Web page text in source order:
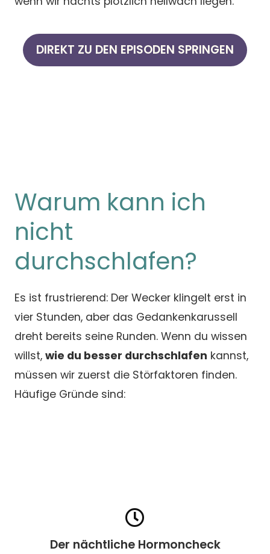
DIREKT ZU DEN EPISODEN SPRINGEN
Warum kann ich
nicht
durchschlafen?
Es ist frustrierend: Der Wecker klingelt erst in
vier Stunden, aber das Gedankenkarussell
dreht bereits seine Runden. Wenn du wissen
willst, wie du besser durchschlafen kannst,
müssen wir zuerst die Störfaktoren finden.
Häufige Gründe sind:
Der nächtliche Hormoncheck